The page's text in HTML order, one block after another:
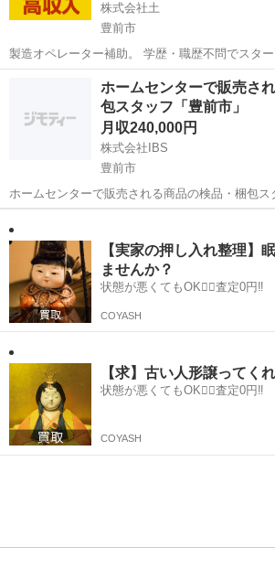
株式会社土
豊前市
製造オペレーター補助。 学歴・職歴不問でスタートOK！ 💰
遇 ・月収例：35万円以上（各種手当含む） ・昇
・寮費無料（家具家電付きワンルーム） ・日払
未経験
ホームセンターで販売さ
包スタッフ「豊前市」
月収240,000円
株式会社IBS
豊前市
ホームセンターで販売される商品の検品・梱包ス
仕事内容 ホームセンターで販売される商品の検
て、商品が正確かつ安全に出荷できるよう、検品
を担当します。多様な商品を...【実家の押し入れ整理】
ませんか？
状態が悪くてもOK🙆‍♀️査定0円‼️
COYASH
【求】古い人形譲ってく
状態が悪くてもOK🙆‍♀️査定0円‼️
COYASH